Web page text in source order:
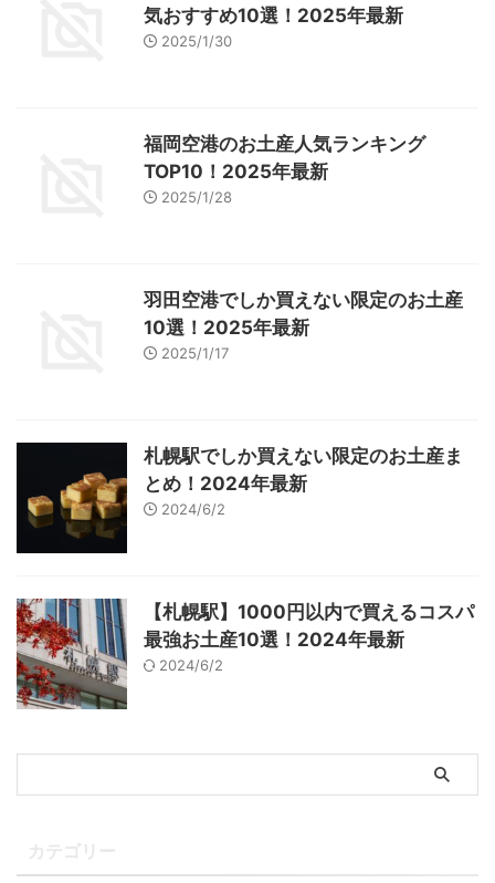
気おすすめ10選！2025年最新
2025/1/30
福岡空港のお土産人気ランキング
TOP10！2025年最新
2025/1/28
羽田空港でしか買えない限定のお土産
10選！2025年最新
2025/1/17
札幌駅でしか買えない限定のお土産ま
とめ！2024年最新
2024/6/2
【札幌駅】1000円以内で買えるコスパ
最強お土産10選！2024年最新
2024/6/2